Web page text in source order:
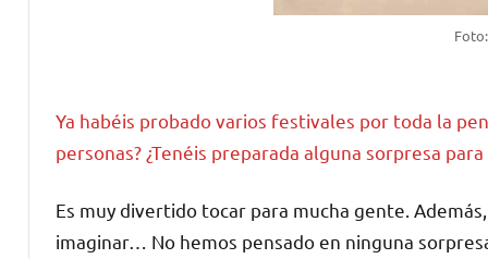
Ya habéis probado varios festivales por toda la
personas? ¿Tenéis preparada alguna sorpresa
Es muy divertido tocar para mucha gente.
imaginar… No hemos pensado en ninguna